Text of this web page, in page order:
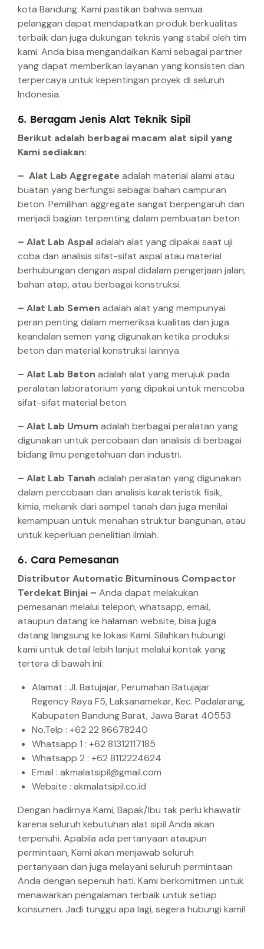
kota Bandung. Kami pastikan bahwa semua
pelanggan dapat mendapatkan produk berkualitas
terbaik dan juga dukungan teknis yang stabil oleh tim
kami. Anda bisa mengandalkan Kami sebagai partner
yang dapat memberikan layanan yang konsisten dan
terpercaya untuk kepentingan proyek di seluruh
Indonesia.
5. Beragam Jenis Alat Teknik Sipil
Berikut adalah berbagai macam alat sipil yang
Kami sediakan:
– Alat Lab Aggregate adalah material alami atau
buatan yang berfungsi sebagai bahan campuran
beton. Pemilihan aggregate sangat berpengaruh dan
menjadi bagian terpenting dalam pembuatan beton
– Alat Lab Aspaladalah alat yang dipakai saat uji
coba dan analisis sifat-sifat aspal atau material
berhubungan dengan aspal didalam pengerjaan jalan,
bahan atap, atau berbagai konstruksi.
– Alat Lab Semen adalah alat yang mempunyai
peran penting dalam memeriksa kualitas dan juga
keandalan semen yang digunakan ketika produksi
beton dan material konstruksi lainnya.
– Alat Lab Beton adalah alat yang merujuk pada
peralatan laboratorium yang dipakai untuk mencoba
sifat-sifat material beton.
– Alat Lab Umum adalah berbagai peralatan yang
digunakan untuk percobaan dan analisis di berbagai
bidang ilmu pengetahuan dan industri.
– Alat Lab Tanah adalah peralatan yang digunakan
dalam percobaan dan analisis karakteristik fisik,
kimia, mekanik dari sampel tanah dan juga menilai
kemampuan untuk menahan struktur bangunan, atau
untuk keperluan penelitian ilmiah.
6. Cara Pemesanan
Distributor Automatic Bituminous Compactor
Terdekat Binjai – Anda dapat melakukan
pemesanan melalui telepon, whatsapp, email,
ataupun datang ke halaman website, bisa juga
datang langsung ke lokasi Kami. Silahkan hubungi
kami untuk detail lebih lanjut melalui kontak yang
tertera di bawah ini:
Alamat : Jl. Batujajar, Perumahan Batujajar
Regency Raya F5, Laksanamekar, Kec. Padalarang,
Kabupaten Bandung Barat, Jawa Barat 40553
No.Telp : +62 22 86678240
Whatsapp 1 : +62 81312117185
Whatsapp 2 : +62 8112224624
Email : akmalatsipil@gmail.com
Website : akmalatsipil.co.id
Dengan hadirnya Kami, Bapak/Ibu tak perlu khawatir
karena seluruh kebutuhan alat sipil Anda akan
terpenuhi. Apabila ada pertanyaan ataupun
permintaan, Kami akan menjawab seluruh
pertanyaan dan juga melayani seluruh permintaan
Anda dengan sepenuh hati. Kami berkomitmen untuk
menawarkan pengalaman terbaik untuk setiap
konsumen. Jadi tunggu apa lagi, segera hubungi kami!